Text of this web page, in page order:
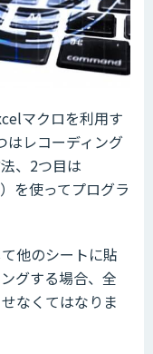
マクロを利用す
はレコーディング
、2つ目は
を使ってプログラ
他のシートに貼
グする場合、全
なくてはなりま